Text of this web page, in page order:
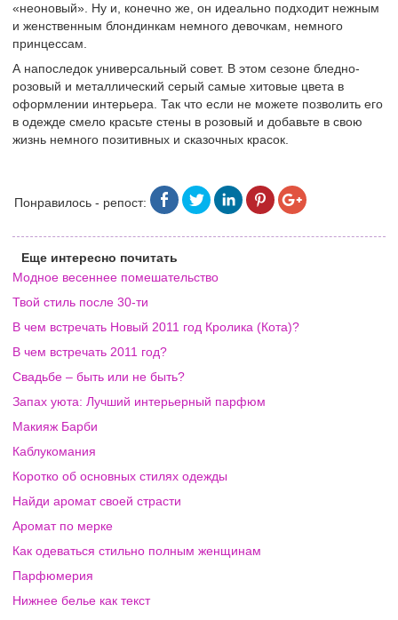
«неоновый». Ну и, конечно же, он идеально подходит нежным
и женственным блондинкам немного девочкам, немного
принцессам.
А напоследок универсальный совет. В этом сезоне бледно-
розовый и металлический серый самые хитовые цвета в
оформлении интерьера. Так что если не можете позволить его
в одежде смело красьте стены в розовый и добавьте в свою
жизнь немного позитивных и сказочных красок.
Понравилось - репост:
Еще интересно почитать
Модное весеннее помешательство
Твой стиль после 30-ти
В чем встречать Новый 2011 год Кролика (Кота)?
В чем встречать 2011 год?
Свадьбе – быть или не быть?
Запах уюта: Лучший интерьерный парфюм
Макияж Барби
Каблукомания
Коротко об основных стилях одежды
Найди аромат своей страсти
Аромат по мерке
Как одеваться стильно полным женщинам
Парфюмерия
Нижнее белье как текст